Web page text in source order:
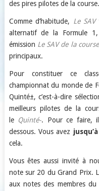
des pires pilotes de la course.
Comme d’habitude, Le SAV
alternatif de la Formule
émission Le SAV de la
principaux.
Pour constituer ce
championnat du monde de
Quinté±, c’est-à-dire
meilleurs pilotes de la
le Quinté-. Pour ce faire,
dessous. Vous avez
cela.
Vous êtes aussi invité à
note sur 20 du Grand Prix.
aux notes des membres